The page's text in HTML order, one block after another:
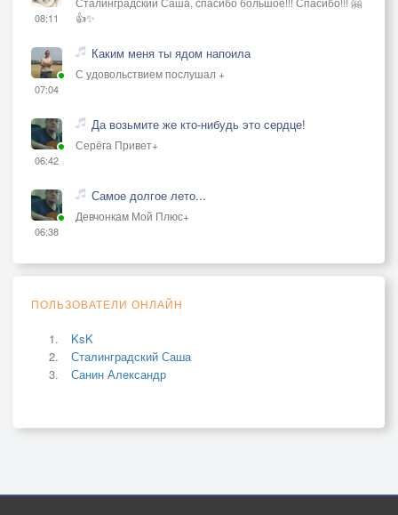
08:11
👍✨
07:04
Каким меня ты ядом напоила
С удовольствием послушал +
06:42
Да возьмите же кто-нибудь это сердце!
Серёга Привет+
06:38
Самое долгое лето...
Девчонкам Мой Плюс+
ПОЛЬЗОВАТЕЛИ ОНЛАЙН
KsK
Сталинградский Саша
Санин Александр